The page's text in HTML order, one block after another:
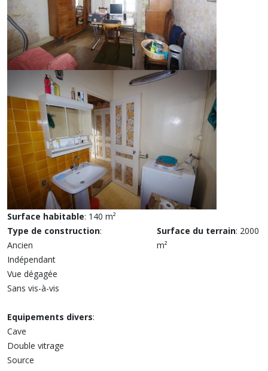
Surface habitable: 140 m²
Type de construction:
Ancien
Indépendant
Vue dégagée
Sans vis-à-vis
Equipements divers:
Cave
Double vitrage
Source
Surface du terrain: 2000
m²